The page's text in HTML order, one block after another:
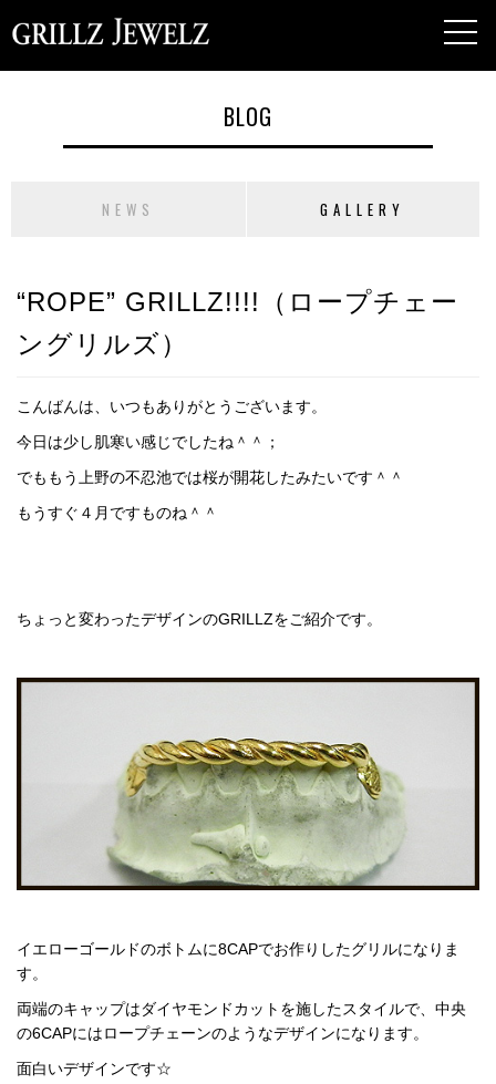
BLOG
NEWS GALLERY
“ROPE” GRILLZ!!!!（ロープチェー
ングリルズ）
こんばんは、いつもありがとうございます。
今日は少し肌寒い感じでしたね＾＾；
でももう上野の不忍池では桜が開花したみたいです＾＾
もうすぐ４月ですものね＾＾
ちょっと変わったデザインのGRILLZをご紹介です。
イエローゴールドのボトムに8CAPでお作りしたグリルになりま
す。
両端のキャップはダイヤモンドカットを施したスタイルで、中央
の6CAPにはロープチェーンのようなデザインになります。
面白いデザインです☆